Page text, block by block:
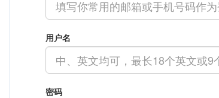
用户名
密码